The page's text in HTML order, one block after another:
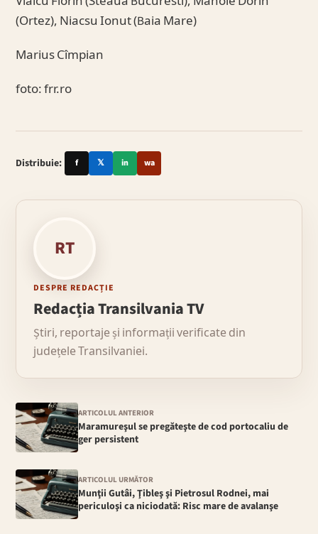
(Ortez), Niacsu Ionut (Baia Mare)
Marius Cîmpian
foto: frr.ro
Distribuie: f 𝕏 in wa
RT
DESPRE REDACȚIE
Redacția Transilvania TV
Știri, reportaje și informații verificate din
județele Transilvaniei.
ARTICOLUL ANTERIOR
Maramureşul se pregăteşte de cod portocaliu de
ger persistent
ARTICOLUL URMĂTOR
Munţii Gutâi, Ţibleş şi Pietrosul Rodnei, mai
periculoşi ca niciodată: Risc mare de avalanşe